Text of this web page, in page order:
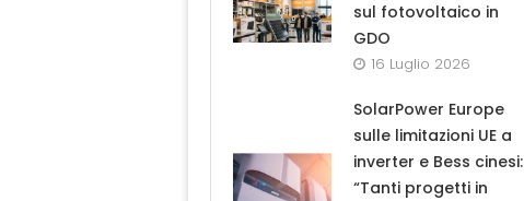
sul fotovoltaico in
GDO
16 Luglio 2026
SolarPower Europe
sulle limitazioni UE a
inverter e Bess cinesi:
“Tanti progetti in